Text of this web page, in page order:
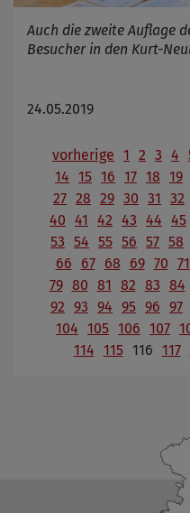
Auch die zweite Auflage
Besucher in den Kurt-
24.05.2019
vorherige 1 2 3 4
14 15 16 17 18 19
27 28 29 30 31 32
40 41 42 43 44 45
53 54 55 56 57 58
66
67 68 69 70 71
79 80 81 82 83 84
92 93 94 95 96 97
104 105 106 107
114 115 116 117